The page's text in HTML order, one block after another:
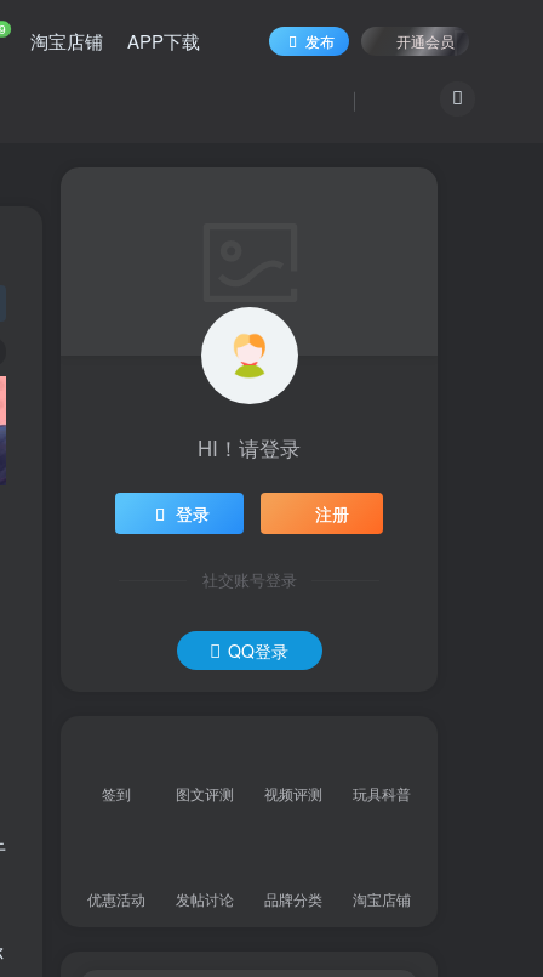
淘宝店铺 APP下载 发布 开通会员
HI！请登录
登录 注册
社交账号登录
QQ登录
签到 图文评测 视频评测 玩具科普
优惠活动 发帖讨论 品牌分类 淘宝店铺